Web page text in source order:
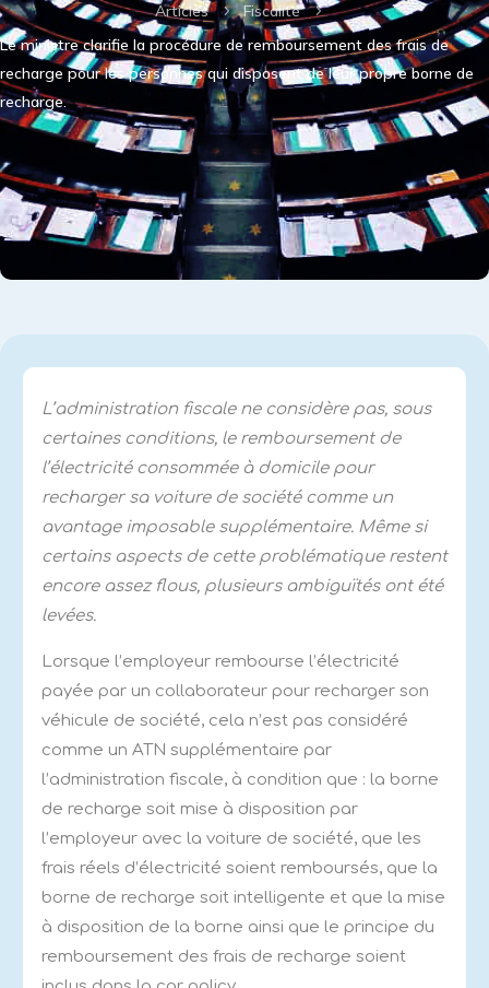
Articles 5 Fiscalité 5
Le ministre clarifie la procédure de remboursement des frais de
recharge pour les personnes qui disposent de leur propre borne de
recharge.
L’administration fiscale ne considère pas, sous
certaines conditions, le remboursement de
l’électricité consommée à domicile pour
recharger sa voiture de société comme un
avantage imposable supplémentaire. Même si
certains aspects de cette problématique restent
encore assez flous, plusieurs ambiguïtés ont été
levées.
Lorsque l’employeur rembourse l’électricité
payée par un collaborateur pour recharger son
véhicule de société, cela n’est pas considéré
comme un ATN supplémentaire par
l’administration fiscale, à condition que : la borne
de recharge soit mise à disposition par
l’employeur avec la voiture de société, que les
frais réels d’électricité soient remboursés, que la
borne de recharge soit intelligente et que la mise
à disposition de la borne ainsi que le principe du
remboursement des frais de recharge soient